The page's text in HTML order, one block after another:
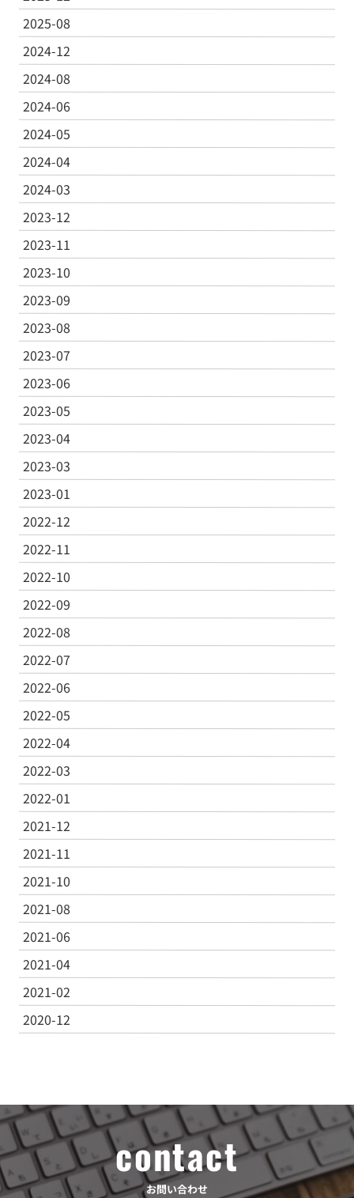
2025-08
2024-12
2024-08
2024-06
2024-05
2024-04
2024-03
2023-12
2023-11
2023-10
2023-09
2023-08
2023-07
2023-06
2023-05
2023-04
2023-03
2023-01
2022-12
2022-11
2022-10
2022-09
2022-08
2022-07
2022-06
2022-05
2022-04
2022-03
2022-01
2021-12
2021-11
2021-10
2021-08
2021-06
2021-04
2021-02
2020-12
contact
お問い合わせ